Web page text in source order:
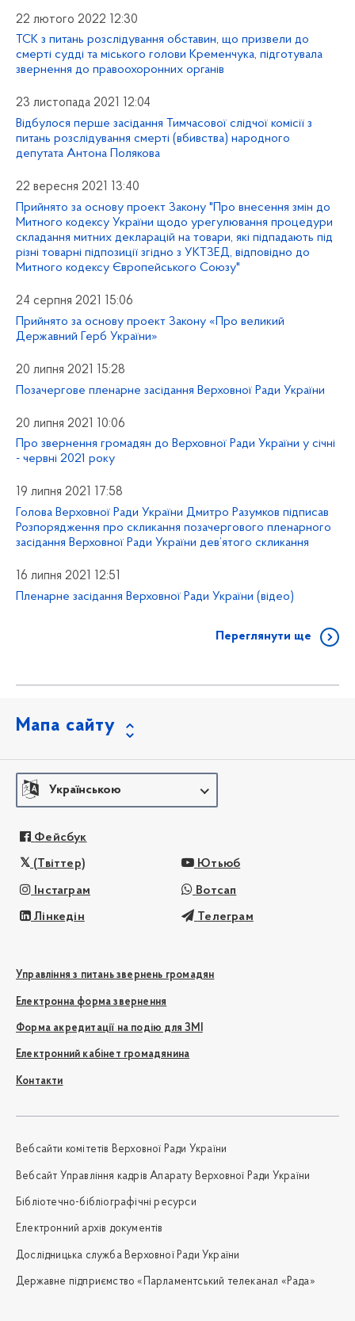
22 лютого 2022 12:30
ТСК з питань розслідування обставин, що призвели до
смерті судді та міського голови Кременчука, підготувала
звернення до правоохоронних органів
23 листопада 2021 12:04
Відбулося перше засідання Тимчасової слідчої комісії з
питань розслідування смерті (вбивства) народного
депутата Антона Полякова
22 вересня 2021 13:40
Прийнято за основу проект Закону "Про внесення змін до
Митного кодексу України щодо урегулювання процедури
складання митних декларацій на товари, які підпадають під
різні товарні підпозиції згідно з УКТЗЕД, відповідно до
Митного кодексу Європейського Союзу"
24 серпня 2021 15:06
Прийнято за основу проект Закону «Про великий
Державний Герб України»
20 липня 2021 15:28
Позачергове пленарне засідання Верховної Ради України
20 липня 2021 10:06
Про звернення громадян до Верховної Ради України у січні
- червні 2021 року
19 липня 2021 17:58
Голова Верховної Ради України Дмитро Разумков підписав
Розпорядження про скликання позачергового пленарного
засідання Верховної Ради України дев’ятого скликання
16 липня 2021 12:51
Пленарне засідання Верховної Ради України (відео)
Переглянути ще
Мапа сайту
Українською
Фейсбук
(Твіттер) Ютьюб
Інстаграм Вотсап
Лінкедін Телеграм
Управління з питань звернень громадян
Електронна форма звернення
Форма акредитації на подію для ЗМІ
Електронний кабінет громадянина
Контакти
Вебсайти комітетів Верховної Ради України
Вебсайт Управління кадрів Апарату Верховної Ради України
Бібліотечно-бібліографічні ресурси
Електронний архів документів
Дослідницька служба Верховної Ради України
Державне підприємство «Парламентський телеканал «Рада»